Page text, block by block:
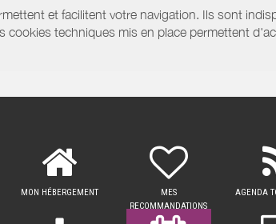
et facilitent votre navigation. Ils sont
cookies techniques mis en place permettent
MON HÉBERGEMENT
MES
RECOMMANDATIONS
AGENDA